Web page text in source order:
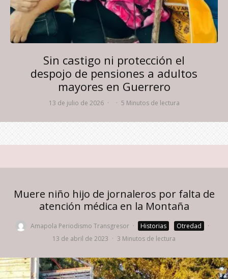
Sin castigo ni protección el
despojo de pensiones a adultos
mayores en Guerrero
13 de julio de 2026 · · 5 Minutos de lectura
Muere niño hijo de jornaleros por falta de
atención médica en la Montaña
Amapola Periodismo Transgresor · Historias Otredad
·
13 de abril de 2023 · 3 Minutos de lectura